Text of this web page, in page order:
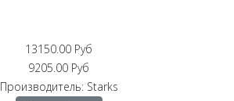
13150.00 Руб
9205.00 Руб
Производитель: Starks